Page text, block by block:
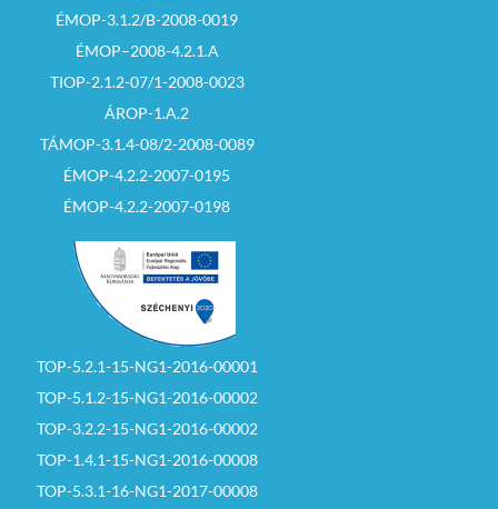
ÉMOP-3.1.2/B-2008-0019
ÉMOP–2008-4.2.1.A
TIOP-2.1.2-07/1-2008-0023
ÁROP-1.A.2
TÁMOP-3.1.4-08/2-2008-0089
ÉMOP-4.2.2-2007-0195
ÉMOP-4.2.2-2007-0198
TOP-5.2.1-15-NG1-2016-00001
TOP-5.1.2-15-NG1-2016-00002
TOP-3.2.2-15-NG1-2016-00002
TOP-1.4.1-15-NG1-2016-00008
TOP-5.3.1-16-NG1-2017-00008